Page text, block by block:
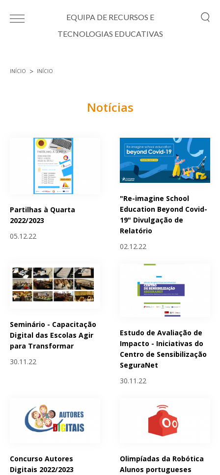
EQUIPA DE RECURSOS E
TECNOLOGIAS EDUCATIVAS
INÍCIO INÍCIO
Notícias
Partilhas à Quarta
2022/2023
05.12.22
"Re-imagine School
Education Beyond Covid-
19" Divulgação de
Relatório
02.12.22
Seminário - Capacitação
Digital das Escolas Agir
para Transformar
30.11.22
Estudo de Avaliação de
Impacto - Iniciativas do
Centro de Sensibilização
SeguraNet
30.11.22
Concurso Autores
Digitais 2022/2023
Olimpíadas da Robótica
Alunos portugueses
Páginas